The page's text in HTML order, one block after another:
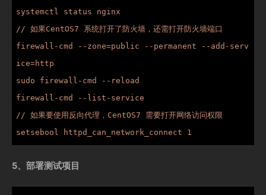
systemctl status nginx
// 如果CentOS7 系统打开了防火墙，还需打开防火墙端口
firewall-cmd --zone=public --permanent --add-serv
ice=http
sudo firewall-cmd --reload
firewall-cmd --list-service
// 如果要使用反向代理，CentOS7 需要打开网络访问权限
setsebool httpd_can_network_connect 1
5、部署测试项目